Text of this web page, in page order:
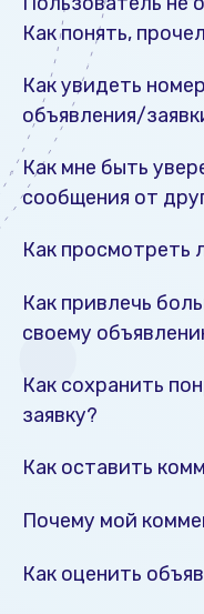
Как понять,
Как увидеть
объявления/
Как мне быть
сообщения от
Как просмотреть
Как привлечь
своему
Как сохранить
заявку?
Как оставить
Почему мой
Как оценить